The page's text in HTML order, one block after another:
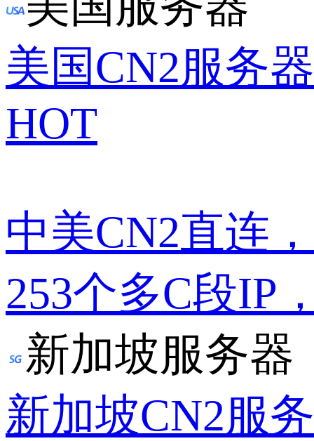
美国CN2服务器
HOT
中美CN2直连
253个多C段IP
新加坡服务器
新加坡CN2服